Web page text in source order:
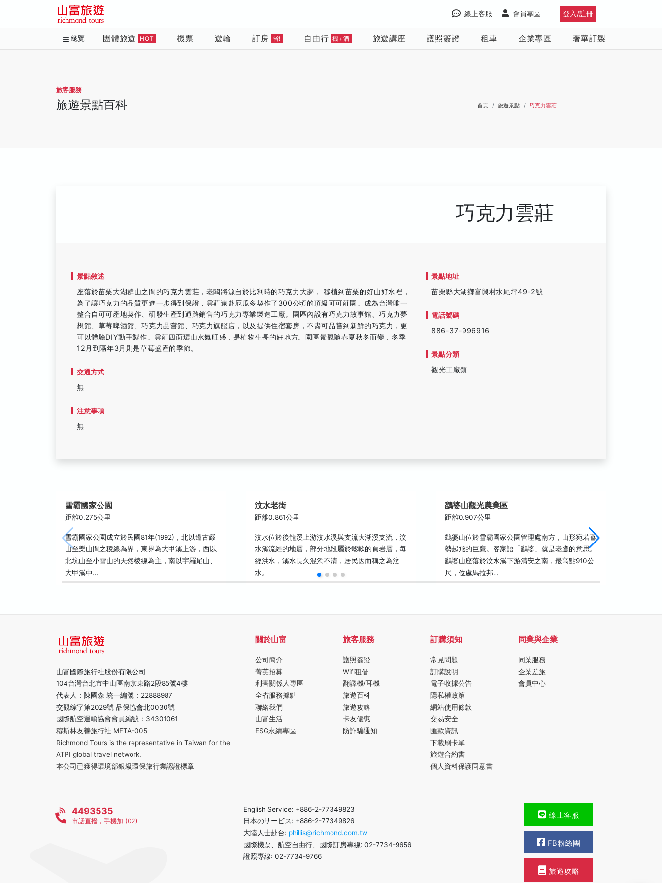
登入/註冊
會員專區
線上客服
總覽 團體旅遊 HOT 機票 遊輪 訂房 省! 自由行 機+酒 旅遊講座 護照簽證 租車 企業專區 奢華訂製
旅客服務
旅遊景點百科 首頁 旅遊景點 巧克力雲莊
巧克力雲莊
景點敘述
座落於苗栗大湖群山之間的巧克力雲莊，老闆將源自於比利時的巧克力大夢， 移植到苗栗的好山好水裡，
為了讓巧克力的品質更進一步得到保證，雲莊遠赴厄瓜多契作了300公頃的頂級可可莊園。成為台灣唯一
整合自可可產地契作、研發生產到通路銷售的巧克力專業製造工廠。園區內設有巧克力故事館、巧克力夢
想館、草莓啤酒館、巧克力品嘗館、巧克力旗艦店，以及提供住宿套房，不盡可品嘗到新鮮的巧克力，更
可以體驗DIY動手製作。雲莊四面環山水氣旺盛，是植物生長的好地方。園區景觀隨春夏秋冬而變，冬季
12月到隔年3月則是草莓盛產的季節。
交通方式
無
注意事項
無
景點地址
苗栗縣大湖鄉富興村水尾坪49-2號
電話號碼
886-37-996916
景點分類
觀光工廠類
雪霸國家公園
距離0.275公里
雪霸國家公園成立於民國81年(1992)，北以邊古嚴
山至樂山間之稜線為界，東界為大甲溪上游，西以
北坑山至小雪山的天然棱線為主，南以宇羅尾山、
大甲溪中…
汶水老街
距離0.861公里
汶水位於後龍溪上游汶水溪與支流大湖溪支流，汶
水溪流經的地層，部分地段屬於鬆軟的頁岩層，每
經洪水，溪水長久混濁不清，居民因而稱之為汶
水。
鷂婆山觀光農業區
距離0.907公里
鷂婆山位於雪霸國家公園管理處南方，山形宛若蓄
勢起飛的巨鷹。客家語「鷂婆」就是老鷹的意思。
鷂婆山座落於汶水溪下游清安之南，最高點910公
尺，位處馬拉邦…
山富國際旅行社股份有限公司
104台灣台北市中山區南京東路2段85號4樓
代表人：陳國森 統一編號：22888987
交觀綜字第2029號 品保協會北0030號
國際航空運輸協會會員編號：34301061
穆斯林友善旅行社 MFTA-005
Richmond Tours is the representative in Taiwan for the
ATPI global travel network.
本公司已獲得環境部銀級環保旅行業認證標章
關於山富
公司簡介
菁英招募
利害關係人專區
全省服務據點
聯絡我們
山富生活
ESG永續專區
旅客服務
護照簽證
Wifi租借
翻譯機/耳機
旅遊百科
旅遊攻略
卡友優惠
防詐騙通知
訂購須知
常見問題
訂購說明
電子收據公告
隱私權政策
網站使用條款
交易安全
匯款資訊
下載刷卡單
旅遊合約書
個人資料保護同意書
同業與企業
同業服務
企業差旅
會員中心
4493535
市話直撥，手機加 (02)
English Service: +886-2-77349823
日本のサービス: +886-2-77349826
大陸人士赴台: phillis@richmond.com.tw
國際機票、航空自由行、國際訂房專線: 02-7734-9656
證照專線: 02-7734-9766
線上客服
FB粉絲團
旅遊攻略